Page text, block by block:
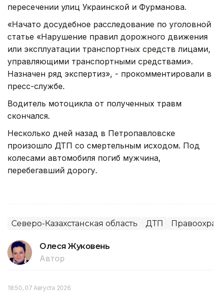
пересечении улиц Украинской и Фурманова.
«Начато досудебное расследование по уголовной
статье «Нарушение правил дорожного движения
или эксплуатации транспортных средств лицами,
управляющими транспортными средствами».
Назначен ряд экспертиз», - прокомментировали в
пресс-службе.
Водитель мотоцикла от полученных травм
скончался.
Несколько дней назад в Петропавловске
произошло ДТП со смертельным исходом. Под
колесами автомобиля погиб мужчина,
перебегавший дорогу.
Северо-Казахстанская область ДТП
Олеся Жуковень
Автор
18:50, 07 Августа 2026